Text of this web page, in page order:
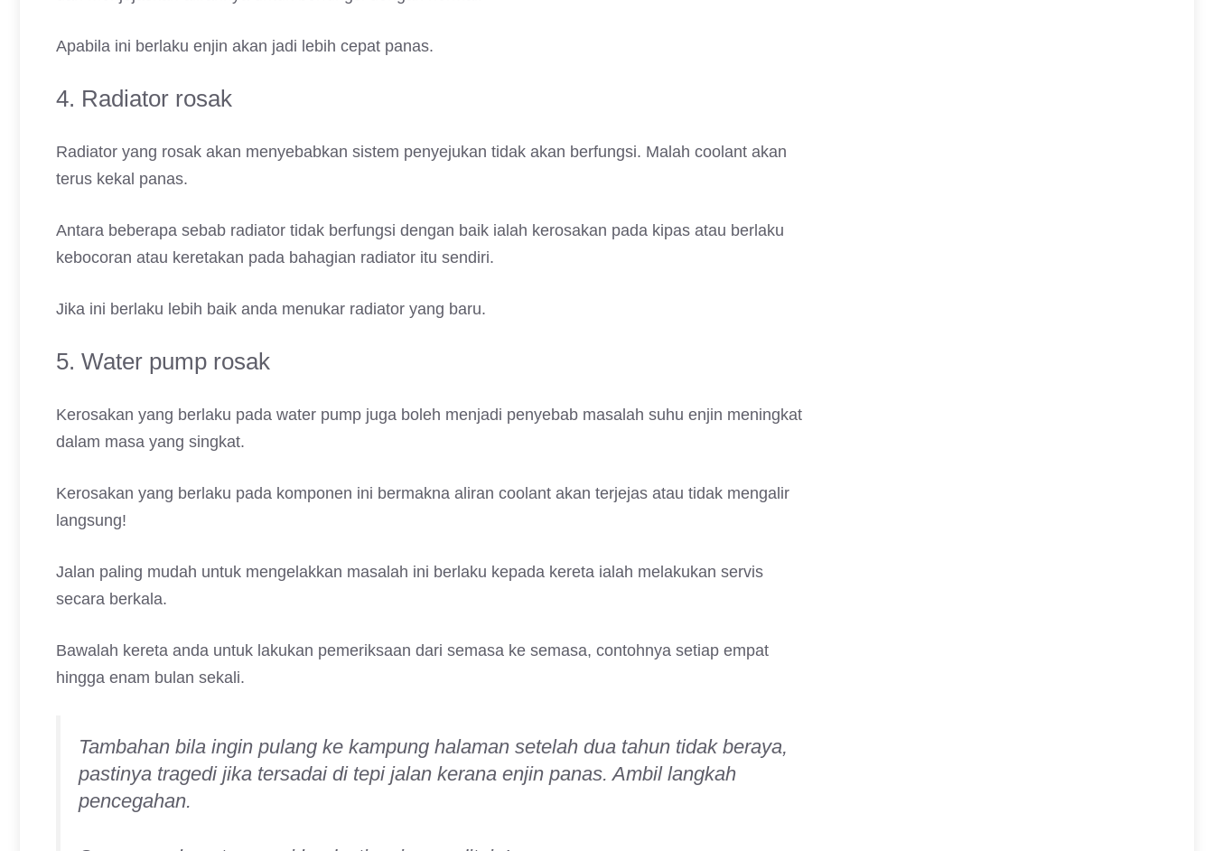
Apabila ini berlaku enjin akan jadi lebih cepat panas.
4. Radiator rosak
Radiator yang rosak akan menyebabkan sistem penyejukan tidak akan berfungsi. Malah coolant akan
terus kekal panas.
Antara beberapa sebab radiator tidak berfungsi dengan baik ialah kerosakan pada kipas atau berlaku
kebocoran atau keretakan pada bahagian radiator itu sendiri.
Jika ini berlaku lebih baik anda menukar radiator yang baru.
5. Water pump rosak
Kerosakan yang berlaku pada water pump juga boleh menjadi penyebab masalah suhu enjin meningkat
dalam masa yang singkat.
Kerosakan yang berlaku pada komponen ini bermakna aliran coolant akan terjejas atau tidak mengalir
langsung!
Jalan paling mudah untuk mengelakkan masalah ini berlaku kepada kereta ialah melakukan servis
secara berkala.
Bawalah kereta anda untuk lakukan pemeriksaan dari semasa ke semasa, contohnya setiap empat
hingga enam bulan sekali.
Tambahan bila ingin pulang ke kampung halaman setelah dua tahun tidak beraya,
pastinya tragedi jika tersadai di tepi jalan kerana enjin panas. Ambil langkah
pencegahan.